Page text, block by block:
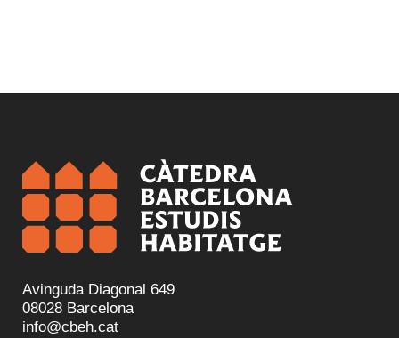
Avinguda Diagonal 649
08028 Barcelona
info@cbeh.cat